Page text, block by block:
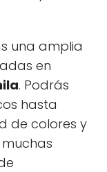
una amplia
en
. Podrás
hasta
de colores y